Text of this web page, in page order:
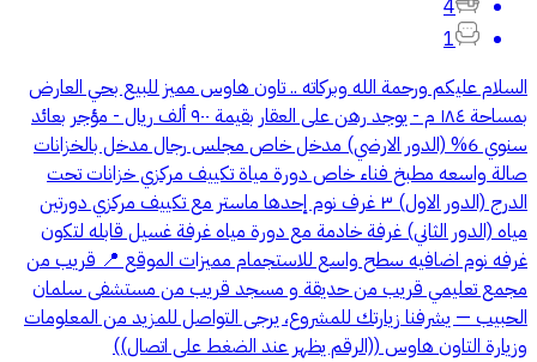
4
1
السلام عليكم ورحمة الله وبركاته .. تاون هاوس مميز للبيع بحي العارض
بمساحة ١٨٤ م - يوجد رهن على العقار بقيمة ٩٠٠ ألف ريال - مؤجر بعائد
سنوي 6% (الدور الارضي) مدخل خاص مجلس رجال مدخل بالخزانات
صالة واسعه مطبخ فناء خاص دورة مياة تكييف مركزي خزانات تحت
الدرج (الدور الاول) ٣ غرف نوم إحدها ماستر مع تكييف مركزي دورتين
مياه (الدور الثاني) غرفة خادمة مع دورة مياه غرفة غسيل قابله لتكون
غرفه نوم اضافيه سطح واسع للاستجمام مميزات الموقع 📍 قريب من
مجمع تعليمي قريب من حديقة و مسجد قريب من مستشفى سلمان
الحبيب — يشرفنا زيارتك للمشروع، يرجى التواصل للمزيد من المعلومات
وزيارة التاون هاوس ((الرقم يظهر عند الضغط على اتصال))